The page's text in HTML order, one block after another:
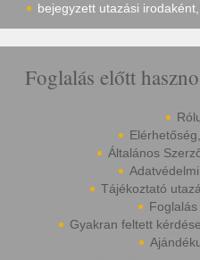
bejegyzett utazási
Foglalás előtt
Általános
Tájékoztató
Gyakran feltett